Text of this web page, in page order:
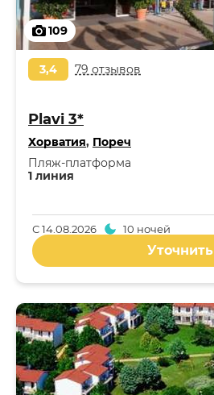
109
3,4 79 отзывов
Plavi 3*
Хорватия, Пореч
1 линия
Пляж-платформа
С14.08.2026 10 ночей
Уточнить